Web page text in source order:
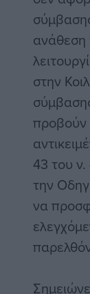
ανάθεση
στην
προβούν
43 του
την
να